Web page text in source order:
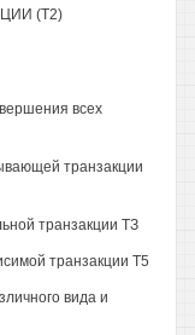
(Т2)
всех
транзакции
транзакции ТЗ
транзакции Т5
вида и